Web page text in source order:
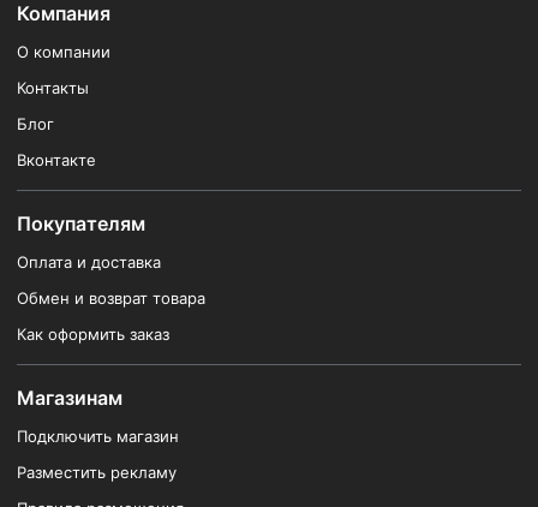
Компания
О компании
Контакты
Блог
Вконтакте
Покупателям
Оплата и доставка
Обмен и возврат товара
Как оформить заказ
Магазинам
Подключить магазин
Разместить рекламу